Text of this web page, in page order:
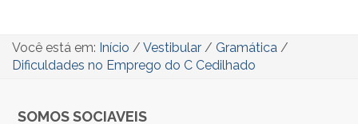
Você está em: Início / Vestibular / Gramática /
Dificuldades no Emprego do C Cedilhado
SOMOS SOCIAVEIS